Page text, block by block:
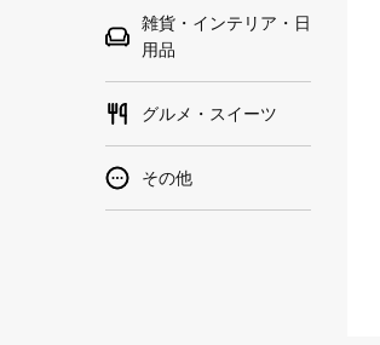
雑貨・インテリア・日
用品
グルメ・スイーツ
その他